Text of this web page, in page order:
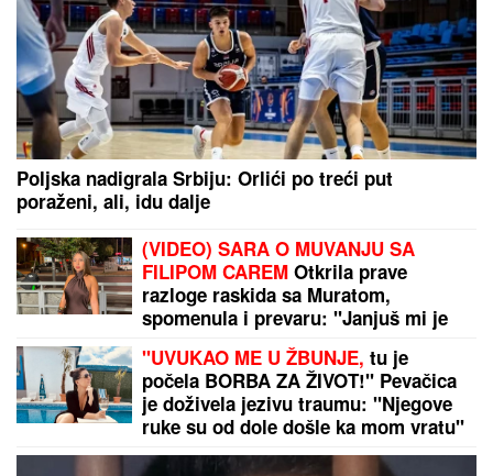
Amerikanka koja živi u Srbiji UPISALA ĆERKU U
PRVI RAZRED, a kad je videla OVO samo što NIJE
PALA SA STOLICE: "Ako je to za prvi razred, šta će
tek biti u drugom"
Pevač izgubio sina, a sad završio na
operaciji: Otkrio detalje pakla: "Imao
sam nekoliko zahvata"